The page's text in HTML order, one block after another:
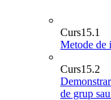
Curs15.1
Metode de
Curs15.2
de grup